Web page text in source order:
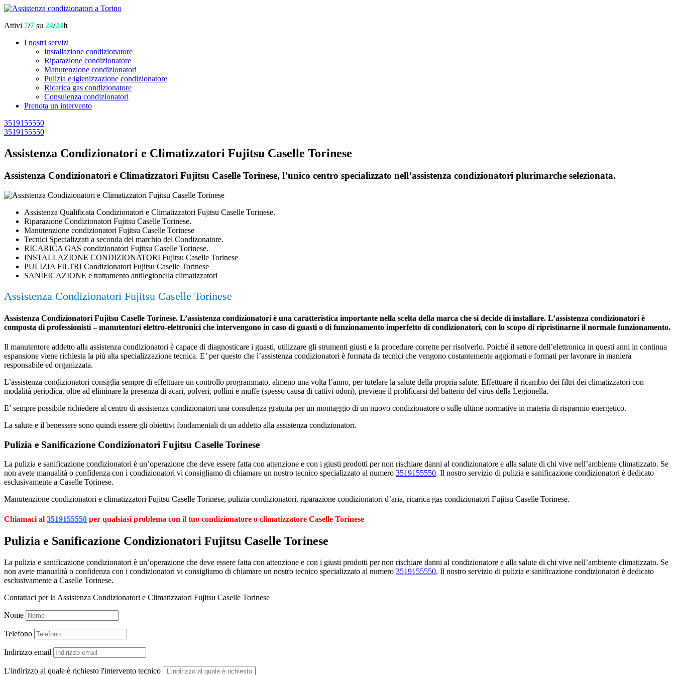
Attivi 7/7 su 24/24h
I nostri servizi
Installazione condizionatore
Riparazione condizionatore
Manutenzione condizionatori
Pulizia e igienizzazione condizionatore
Ricarica gas condizionatore
Consulenza condizionatori
Prenota un intervento
3519155550
3519155550
Assistenza Condizionatori e Climatizzatori Fujitsu Caselle Torinese
Assistenza Condizionatori e Climatizzatori Fujitsu Caselle Torinese, l’unico centro specializzato nell’assistenza condizionatori plurimarche selezionata.
Assistenza Qualificata Condizionatori e Climatizzatori Fujitsu Caselle Torinese.
Riparazione Condizionatori Fujitsu Caselle Torinese.
Manutenzione condizionatori Fujitsu Caselle Torinese
Tecnici Specializzati a seconda del marchio del Condizonatore.
RICARICA GAS condizionatori Fujitsu Caselle Torinese.
INSTALLAZIONE CONDIZIONATORI Fujitsu Caselle Torinese
PULIZIA FILTRI Condizionatori Fujitsu Caselle Torinese
SANIFICAZIONE e trattamento antilegionella climatizzatori
Assistenza Condizionatori Fujitsu Caselle Torinese
Assistenza Condizionatori Fujitsu Caselle Torinese. L’assistenza condizionatori è una caratteristica importante nella scelta della marca che si decide di installare. L’assistenza condizionatori è
composta di professionisti – manutentori elettro-elettronici che intervengono in caso di guasti o di funzionamento imperfetto di condizionatori, con lo scopo di ripristinarne il normale funzionamento.
Il manutentore addetto alla assistenza condizionatori è capace di diagnosticare i guasti, utilizzare gli strumenti giusti e la procedure corrette per risolverlo. Poiché il settore dell’elettronica in questi anni in continua
espansione viene richiesta la più alta specializzazione tecnica. E’ per questo che l’assistenza condizionatori è formata da tecnici che vengono costantemente aggiornati e formati per lavorare in maniera
responsabile ed organizzata.
L’assistenza condizionatori consiglia sempre di effettuare un controllo programmato, almeno una volta l’anno, per tutelare la salute della propria salute. Effettuare il ricambio dei filtri dei climatizzatori con
modalità periodica, oltre ad eliminare la presenza di acari, polveri, pollini e muffe (spesso causa di cattivi odori), previene il prolificarsi del batterio del virus della Legionella.
E’ sempre possibile richiedere al centro di assistenza condizionatori una consulenza gratuita per un montaggio di un nuovo condizionatore o sulle ultime normative in materia di risparmio energetico.
La salute e il benessere sono quindi essere gli obiettivi fondamentali di un addetto alla assistenza condizionatori.
Pulizia e Sanificazione Condizionatori Fujitsu Caselle Torinese
La pulizia e sanificazione condizionatori è un’operazione che deve essere fatta con attenzione e con i giusti prodotti per non rischiare danni al condizionatore e alla salute di chi vive nell’ambiente climatizzato. Se
non avete manualità o confidenza con i condizionatori vi consigliamo di chiamare un nostro tecnico specializzato al numero 3519155550. Il nostro servizio di pulizia e sanificazione condizionatori è dedicato
esclusivamente a Caselle Torinese.
Manutenzione condizionatori e climatizzatori Fujitsu Caselle Torinese, pulizia condizionatori, riparazione condizionatori d’aria, ricarica gas condizionatori Fujitsu Caselle Torinese.
Chiamaci al 3519155550 per qualsiasi problema con il tuo condizionatore o climatizzatore Caselle Torinese
Pulizia e Sanificazione Condizionatori Fujitsu Caselle Torinese
La pulizia e sanificazione condizionatori è un’operazione che deve essere fatta con attenzione e con i giusti prodotti per non rischiare danni al condizionatore e alla salute di chi vive nell’ambiente climatizzato. Se
non avete manualità o confidenza con i condizionatori vi consigliamo di chiamare un nostro tecnico specializzato al numero 3519155550. Il nostro servizio di pulizia e sanificazione condizionatori è dedicato
esclusivamente a Caselle Torinese.
Contattaci per la Assistenza Condizionatori e Climatizzatori Fujitsu Caselle Torinese
Nome
Telefono
Indirizzo email
L'indirizzo al quale è richiesto l'intervento tecnico